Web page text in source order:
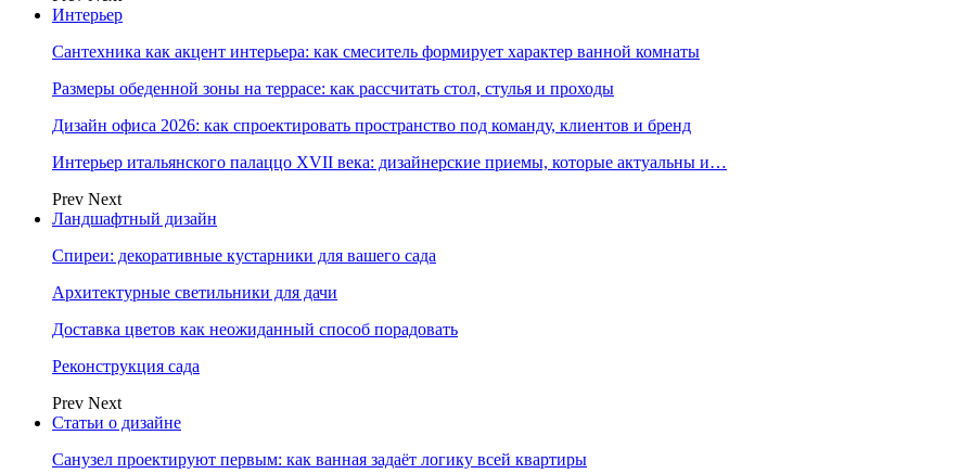
Интерьер
Сантехника как акцент интерьера: как смеситель формирует характер ванной комнаты
Размеры обеденной зоны на террасе: как рассчитать стол, стулья и проходы
Дизайн офиса 2026: как спроектировать пространство под команду, клиентов и бренд
Интерьер итальянского палаццо XVII века: дизайнерские приемы, которые актуальны и…
Prev Next
Ландшафтный дизайн
Спиреи: декоративные кустарники для вашего сада
Архитектурные светильники для дачи
Доставка цветов как неожиданный способ порадовать
Реконструкция сада
Prev Next
Статьи о дизайне
Санузел проектируют первым: как ванная задаёт логику всей квартиры